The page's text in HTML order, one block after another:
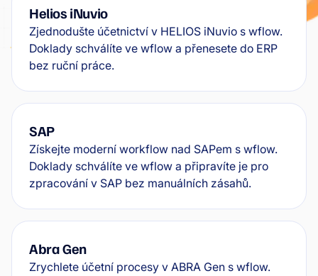
Helios iNuvio
Zjednodušte účetnictví v HELIOS iNuvio s wflow.
Doklady schválíte ve wflow a přenesete do ERP
bez ruční práce.
SAP
Získejte moderní workflow nad SAPem s wflow.
Doklady schválíte ve wflow a připravíte je pro
zpracování v SAP bez manuálních zásahů.
Abra Gen
Zrychlete účetní procesy v ABRA Gen s wflow.